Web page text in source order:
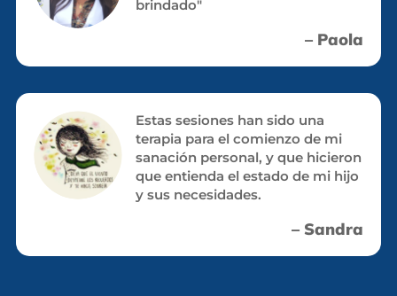
brindado"
– Paola
Estas sesiones han sido una
terapia para el comienzo de mi
sanación personal, y que hicieron
que entienda el estado de mi hijo
y sus necesidades.
– Sandra